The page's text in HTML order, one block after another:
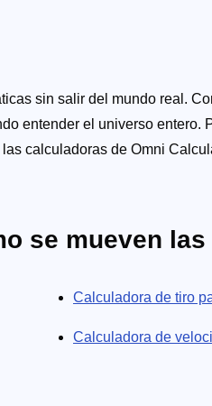
sin salir del mundo real.
entender el universo entero.
calculadoras de Omni
obtener los resultados o
Ya te estés preparando
ayudarte.
se mueven
Calculadora de tiro
Calculadora de